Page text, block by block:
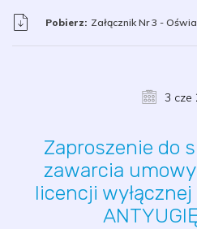
Pobierz: Załącznik Nr 3 -
3 cze
Zaproszenie do
zawarcia
licencji wyłącznej